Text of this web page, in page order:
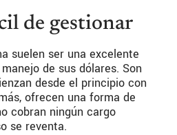
de gestionar
suelen ser una excelente
de sus dólares. Son
desde el principio con
ofrecen una forma de
cobran ningún cargo
se reventa.